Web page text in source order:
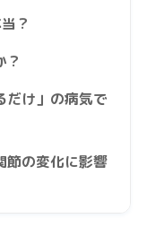
？
？
だけ」の病気で
節の変化に影響